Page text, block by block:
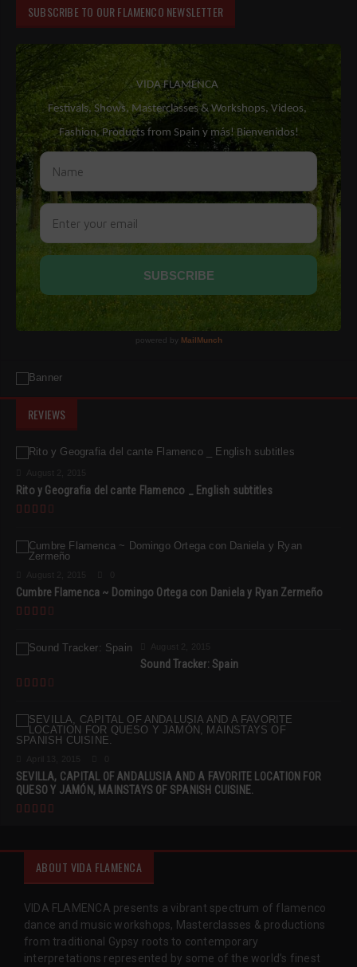
SUBSCRIBE TO OUR FLAMENCO NEWSLETTER
REVIEWS
Rito y Geografia del cante Flamenco _ English subtitles
Cumbre Flamenca ~ Domingo Ortega con Daniela y Ryan Zermeño
Sound Tracker: Spain
SEVILLA, CAPITAL OF ANDALUSIA AND A FAVORITE LOCATION FOR
QUESO Y JAMÓN, MAINSTAYS OF SPANISH CUISINE.
ABOUT VIDA FLAMENCA
VIDA FLAMENCA presents a vibrant spectrum of flamenco
dance and music workshops, Masterclasses & productions
from traditional Gypsy roots to contemporary
interpretations represented by some of the world’s finest